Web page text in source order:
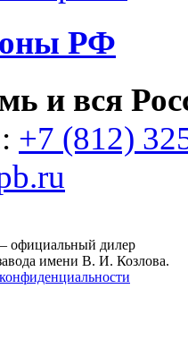
РФ
и вся
+7 (812)
дилер
имени В. И. Козлова.